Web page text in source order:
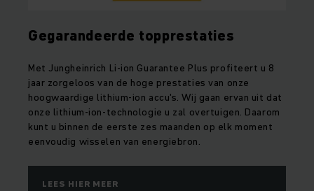
Gegarandeerde topprestaties
Met Jungheinrich Li-ion Guarantee Plus profiteert u 8
jaar zorgeloos van de hoge prestaties van onze
hoogwaardige lithium-ion accu's. Wij gaan ervan uit dat
onze lithium-ion-technologie u zal overtuigen. Daarom
kunt u binnen de eerste zes maanden op elk moment
eenvoudig wisselen van energiebron.
LEES HIER MEER